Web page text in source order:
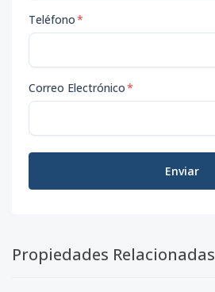
Teléfono*
Correo Electrónico*
Enviar
Propiedades Relacionadas